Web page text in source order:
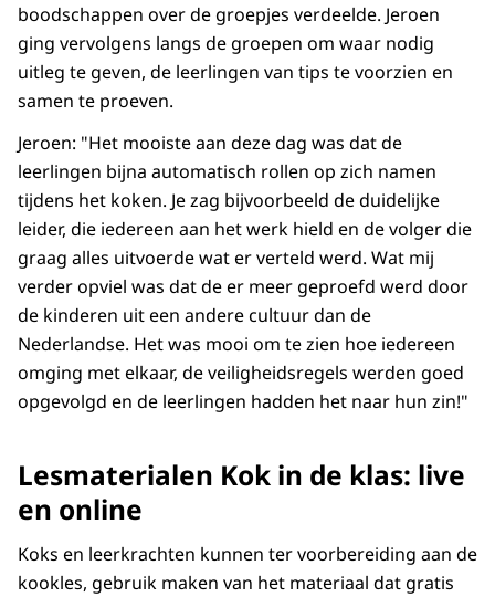
boodschappen over de groepjes verdeelde. Jeroen
ging vervolgens langs de groepen om waar nodig
uitleg te geven, de leerlingen van tips te voorzien en
samen te proeven.
Jeroen: "Het mooiste aan deze dag was dat de
leerlingen bijna automatisch rollen op zich namen
tijdens het koken. Je zag bijvoorbeeld de duidelijke
leider, die iedereen aan het werk hield en de volger die
graag alles uitvoerde wat er verteld werd. Wat mij
verder opviel was dat de er meer geproefd werd door
de kinderen uit een andere cultuur dan de
Nederlandse. Het was mooi om te zien hoe iedereen
omging met elkaar, de veiligheidsregels werden goed
opgevolgd en de leerlingen hadden het naar hun zin!"
Lesmaterialen Kok in de klas: live
en online
Koks en leerkrachten kunnen ter voorbereiding aan de
kookles, gebruik maken van het materiaal dat gratis